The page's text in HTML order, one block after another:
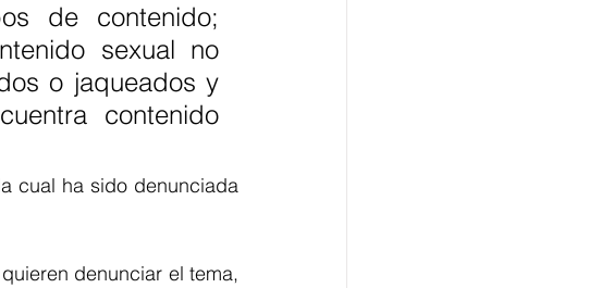
de contenido;
sexual no
o jaqueados y
contenido
cual ha sido denunciada
denunciar el tema,